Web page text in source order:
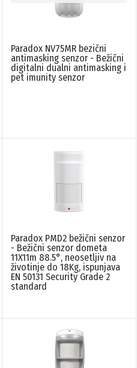
FILTERE
Paradox NV75MR bezični
antimasking senzor - Bežični
digitalni dualni antimasking i
pet imunity senzor
Paradox PMD2 bežični senzor
- Bežični senzor dometa
11X11m 88.5°, neosetljiv na
životinje do 18Kg, ispunjava
EN 50131 Security Grade 2
standard